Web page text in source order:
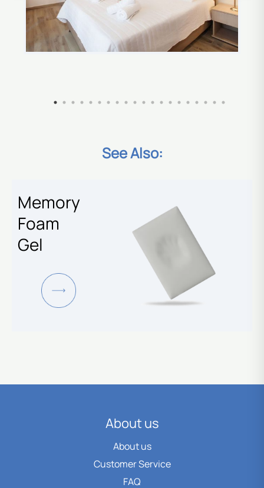
See Also:
Memory
Foam
Gel
About us
About us
Customer Service
FAQ